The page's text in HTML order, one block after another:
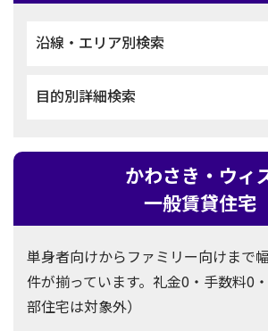
沿線・エリア別検索
目的別詳細検索
かわさき・ウィ
一般賃貸住宅
単身者向けからファミリー向けまで
件が揃っています。礼金0・手数料0
部住宅は対象外）